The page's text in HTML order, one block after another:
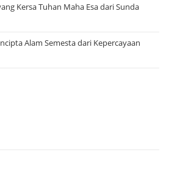
Kersa Tuhan Maha Esa dari Sunda
Alam Semesta dari Kepercayaan